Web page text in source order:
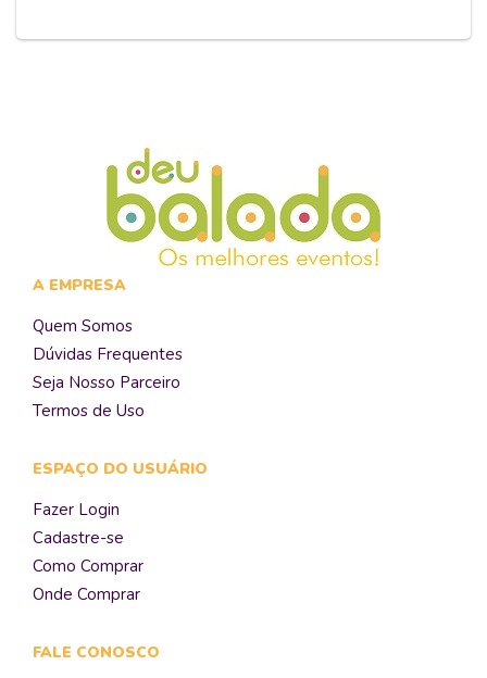
A EMPRESA
Quem Somos
Dúvidas Frequentes
Seja Nosso Parceiro
Termos de Uso
ESPAÇO DO USUÁRIO
Fazer Login
Cadastre-se
Como Comprar
Onde Comprar
FALE CONOSCO